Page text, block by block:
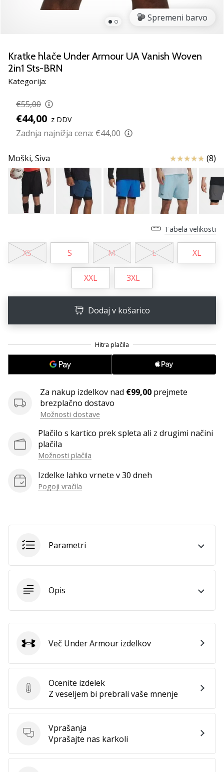
mi?
Pridruži
se
kot
brend
ambasador/ka.
11. 8. 2022
•
2 min. branja
Weplayvolleyball
affiliate
svojo
spletno
ali
forum?
Začnite
Pridružite
našemu…
Prikaži
Spremeni barvo
Kratke hlače Under Armour UA Vanish Woven
2in1 Sts-BRN
Kategorija:
€55,00
€44,00 z DDV
Zadnja najnižja cena: €44,00
Moški, Siva Ocena izdelka
(8)
Tabela velikosti
XS S M L XL
XXL 3XL
Dodaj v košarico
Za nakup izdelkov nad €99,00 prejmete
brezplačno dostavo
Možnosti dostave
Plačilo s kartico prek spleta ali z drugimi načini
plačila
Možnosti plačila
Izdelke lahko vrnete v 30 dneh
Pogoji vračila
Parametri
Opis
Ocenite izdelek
Ocenite izdelek
Z veseljem bi prebrali vaše mnenje
Vprašanja
Vprašanja
Vprašajte nas karkoli
Under Armour
Več Under Armour izdelkov